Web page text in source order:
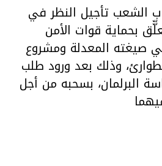
الشعب تأجيل النظر في
بحماية قوات الأمن
صيغته المعدلة ومشروع
وذلك بعد ورود طلب
البرلمان، بسحبه من أجل